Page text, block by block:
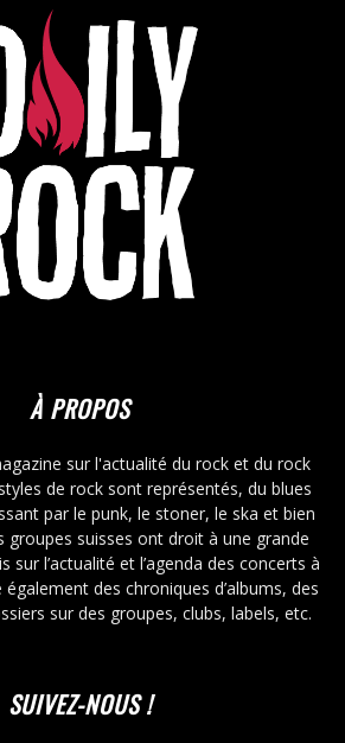
À PROPOS
sur l'actualité du rock et du rock
de rock sont représentés, du blues
par le punk, le stoner, le ska et bien
groupes suisses ont droit à une grande
sur l’actualité et l’agenda des concerts à
des chroniques d’albums, des
sur des groupes, clubs, labels, etc.
SUIVEZ-NOUS !